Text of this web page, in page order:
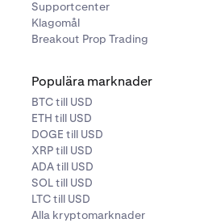
Supportcenter
Klagomål
Breakout Prop Trading
Populära marknader
BTC till USD
ETH till USD
DOGE till USD
XRP till USD
ADA till USD
SOL till USD
LTC till USD
Alla kryptomarknader